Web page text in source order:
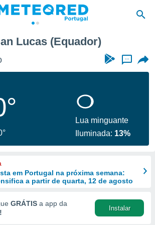
Lucas (Equador)
...
Lua minguante
Iluminada: 13%
em Portugal na próxima semana:
a partir de quarta, 12 de agosto
GRÁTIS a app da
Instalar